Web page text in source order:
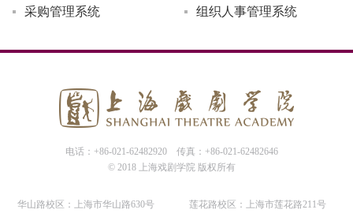
采购管理系统 组织人事管理系统
电话：+86-021-62482920
传真：+86-021-62482646
© 2018 上海戏剧学院 版权所有
华山路校区：上海市华山路630号 莲花路校区：上海市莲花路211号